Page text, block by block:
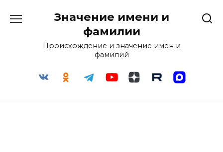
Значение имени и
фамилии
Происхождение и значение имён и
фамилий